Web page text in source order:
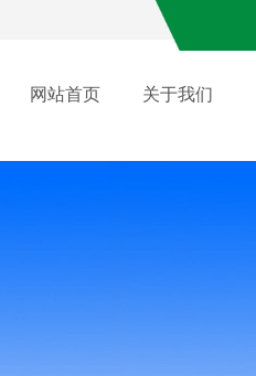
网站首页 关于我们